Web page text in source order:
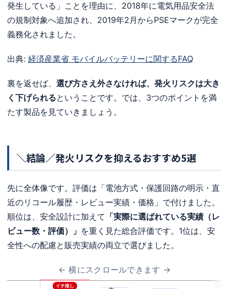
発生している」ことを理由に、2018年に電気用品安全法
の規制対象へ追加され、2019年2月からPSEマークが完全
義務化されました。
出典: 経済産業省 モバイルバッテリーに関するFAQ
裏を返せば、 選び方さえ外さなければ、発火リスクは大き
く下げられるということです。では、3つのポイントを満
たす製品を見ていきましょう。
＼結論／発火リスクを抑えるおすすめ5選
先に全体像です。評価は「電池方式・保護回路の明示・直
近のリコール履歴・レビュー実績・価格」で付けました。
順位は、安全設計に加えて 「実際に選ばれている実績（レ
ビュー数・評価）」 を重く見た総合評価です。1位は、安
全性への配慮と販売実績の両立で選びました。
← 横にスクロールできます →